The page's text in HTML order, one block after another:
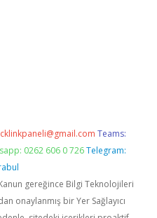
Teams:
0262 606 0 726 Telegram:
Kanun gereğince Bilgi Teknolojileri
onaylanmış bir Yer Sağlayıcı